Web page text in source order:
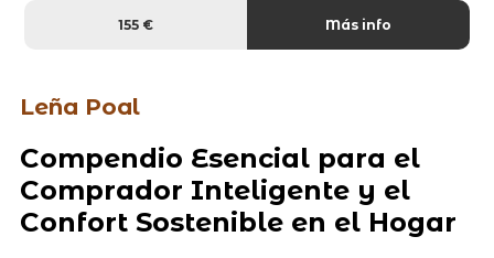
155 € Más info
Leña Poal
Compendio Esencial para el
Comprador Inteligente y el
Confort Sostenible en el Hogar